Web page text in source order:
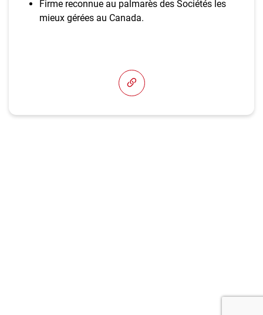
Firme reconnue au palmarès des Sociétés les
mieux gérées au Canada.